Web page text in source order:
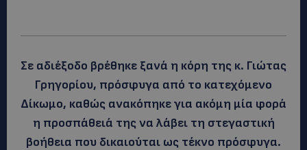
Σε αδιέξοδο βρέθηκε ξανά η κόρη της κ. Γιώτας
Γρηγορίου, πρόσφυγα από το κατεχόμενο
Δίκωμο, καθώς ανακόπηκε για ακόμη μία φορά
η προσπάθειά της να λάβει τη στεγαστική
βοήθεια που δικαιούται ως τέκνο πρόσφυγα.